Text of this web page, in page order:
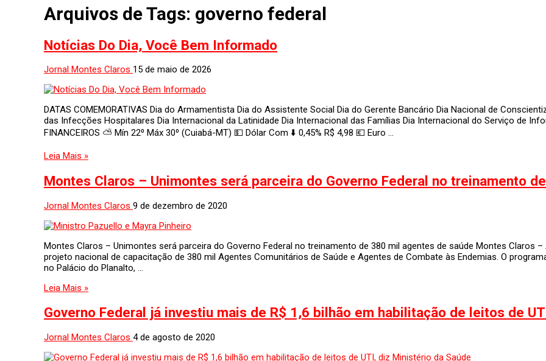
Arquivos de Tags: governo federal
Notícias Do Dia, Você Bem Informado
Jornal Montes Claros 15 de maio de 2026
DATAS COMEMORATIVAS Dia do Armamentista Dia do Assistente Social Dia do Gerente Bancário Dia Nacional de
das Infecções Hospitalares Dia Internacional da Latinidade Dia Internacional das Famílias Dia Internacional do Serviço de
FINANCEIROS ⛅ Mín 22⁰ Máx 30⁰ (Cuiabá-MT) 💵 Dólar Com ⬇️ 0,45% R$ 4,98 💶 Euro …
Leia Mais »
Montes Claros – Unimontes será parceira do Governo Federal no treinamento
Jornal Montes Claros 9 de dezembro de 2020
Montes Claros – Unimontes será parceira do Governo Federal no treinamento de 380 mil agentes de saúde Montes Claros
projeto nacional de capacitação de 380 mil Agentes Comunitários de Saúde e Agentes de Combate às Endemias. O
no Palácio do Planalto, …
Leia Mais »
Governo Federal já investiu mais de R$ 1,6 bilhão em habilitação de leitos de
Jornal Montes Claros 4 de agosto de 2020